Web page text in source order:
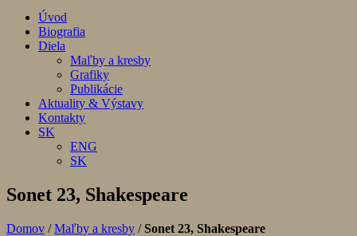
Úvod
Biografia
Diela
Maľby a kresby
Grafiky
Publikácie
Aktuality & Výstavy
Kontakty
SK
ENG
SK
Sonet 23, Shakespeare
Domov /Maľby a kresby /Sonet 23, Shakespeare